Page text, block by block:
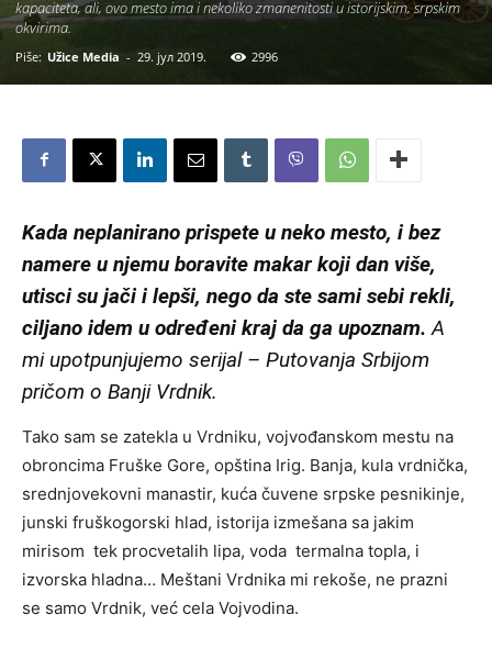
kapaciteta, ali, ovo mesto ima i nekoliko zmanenitosti u istorijskim, srpskim
okvirima.
Piše: Užice Media - 29. јул 2019. 2996
Kada neplanirano prispete u neko mesto, i bez
namere u njemu boravite makar koji dan više,
utisci su jači i lepši, nego da ste sami sebi rekli,
ciljano idem u određeni kraj da ga upoznam.A
mi upotpunjujemo serijal – Putovanja Srbijom
pričom o Banji Vrdnik.
Tako sam se zatekla u Vrdniku, vojvođanskom mestu na
obroncima Fruške Gore, opština Irig. Banja, kula vrdnička,
srednjovekovni manastir, kuća čuvene srpske pesnikinje,
junski fruškogorski hlad, istorija izmešana sa jakim
mirisom tek procvetalih lipa, voda termalna topla, i
izvorska hladna… Meštani Vrdnika mi rekoše, ne prazni
se samo Vrdnik, već cela Vojvodina.